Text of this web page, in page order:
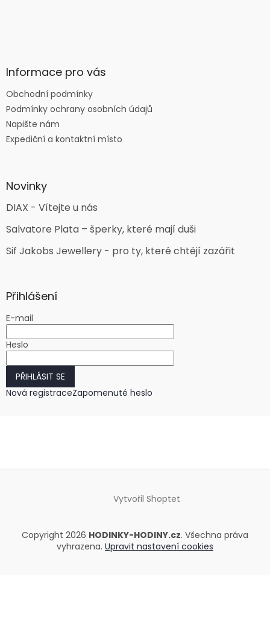
Informace pro vás
Obchodní podmínky
Podmínky ochrany osobních údajů
Napište nám
Expediční a kontaktní místo
Novinky
DIAX - Vítejte u nás
Salvatore Plata – šperky, které mají duši
Sif Jakobs Jewellery - pro ty, které chtějí zazářit
Přihlášení
E-mail
Heslo
PŘIHLÁSIT SE
Nová registraceZapomenuté heslo
Vytvořil Shoptet
Copyright 2026 HODINKY-HODINY.cz. Všechna práva
vyhrazena. Upravit nastavení cookies